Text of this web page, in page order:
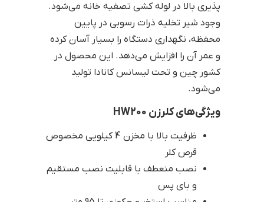
پذیری بالا در لوله کشی تصفیه خانه می‌شود.
وجود شیر تخلیه ذرات رسوبی در پایین
محفظه، نگهداری دستگاه را بسیار آسان کرده
و عمر آن را افزایش می‌دهد. این محصول در
کشور چین و تحت لیسانس کانادا تولید
می‌شود.
ویژگی‌های کلرزن HW200
ظرفیت بالا با مخزن 4 کیلویی مخصوص
قرص کلر
نصب منعطف با قابلیت نصب مستقیم
و بای پس